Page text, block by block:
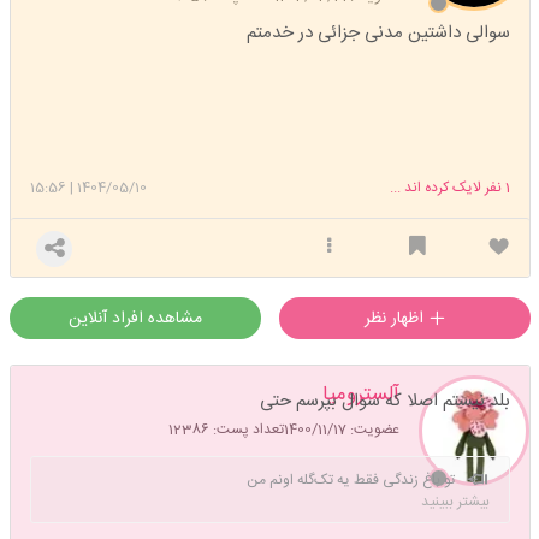
سوالی داشتین مدنی جزائی در خدمتم
1404/05/10
|
15:56 1نفر لایک کرده اند ...
مشاهده افراد آنلاین
آلسترومیا
عضویت: 1400/11/17 تعداد پست: 12386
بلد نیستم اصلا که سوال بپرسم حتی
تو باغ زندگی فقط یه تک‌گله اونم من
بیشتر ببینید